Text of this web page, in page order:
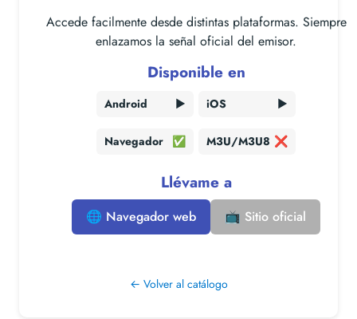
Accede facilmente desde distintas plataformas. Siempre
enlazamos la señal oficial del emisor.
Disponible en
Android ▶️ iOS ▶️
Navegador ✅ M3U/M3U8 ❌
Llévame a
🌐 Navegador web 📺 Sitio oficial
← Volver al catálogo